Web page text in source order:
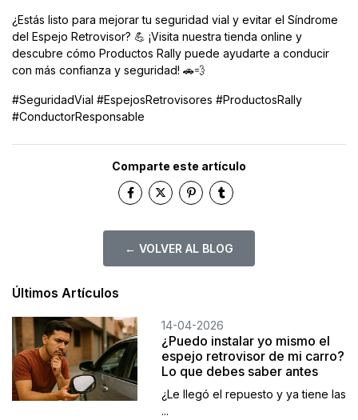
¿Estás listo para mejorar tu seguridad vial y evitar el Síndrome
del Espejo Retrovisor? 💪 ¡Visita nuestra tienda online y
descubre cómo Productos Rally puede ayudarte a conducir
con más confianza y seguridad! 🚗💨
#SeguridadVial #EspejosRetrovisores #ProductosRally
#ConductorResponsable
Comparte este artículo
← VOLVER AL BLOG
Últimos Artículos
14-04-2026
¿Puedo instalar yo mismo el
espejo retrovisor de mi carro?
Lo que debes saber antes
¿Le llegó el repuesto y ya tiene las
...